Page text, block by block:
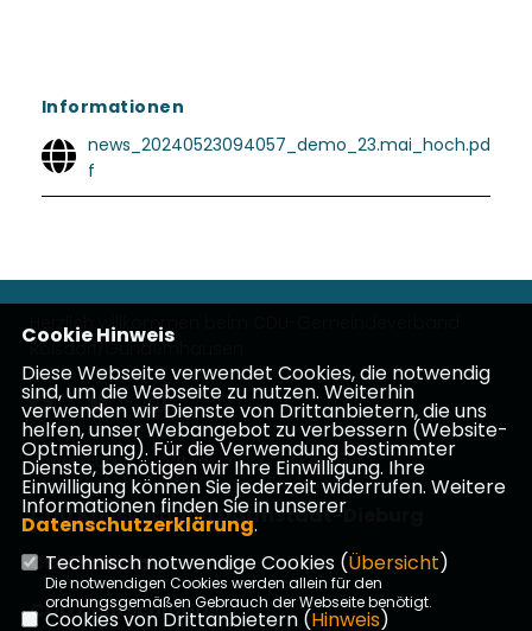
Informationen
news_20240523094057_demo_23.mai_hoch.pd
f
Herzlich willkommen beim CDU-Gemeindeverband
Roßdorf/Gundernhausen
Impressum Datenschutz Kontakt
CDU Kreisverband Darmstadt-Dieburg
CDU Hessen
CDU Deutschlands
Cookie Hinweis
Diese Webseite verwendet Cookies, die notwendig
sind, um die Webseite zu nutzen. Weiterhin
verwenden wir Dienste von Drittanbietern, die uns
helfen, unser Webangebot zu verbessern (Website-
Optmierung). Für die Verwendung bestimmter
Dienste, benötigen wir Ihre Einwilligung. Ihre
Einwilligung können Sie jederzeit widerrufen. Weitere
Informationen finden Sie in unserer
Datenschutzerklärung.
Technisch notwendige Cookies (Übersicht)
Die notwendigen Cookies werden allein für den
ordnungsgemäßen Gebrauch der Webseite benötigt.
Cookies von Drittanbietern (Hinweis)